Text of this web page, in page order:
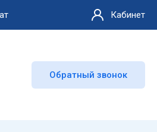
Кабинет
Обратный звонок